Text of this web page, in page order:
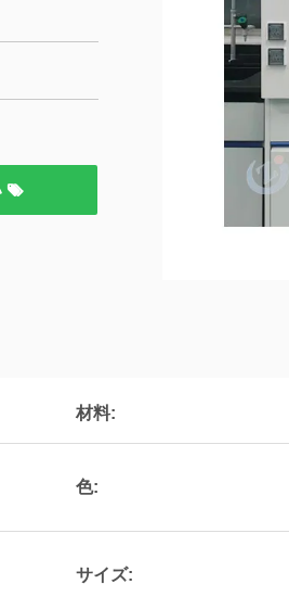
材料:
色:
サイズ: